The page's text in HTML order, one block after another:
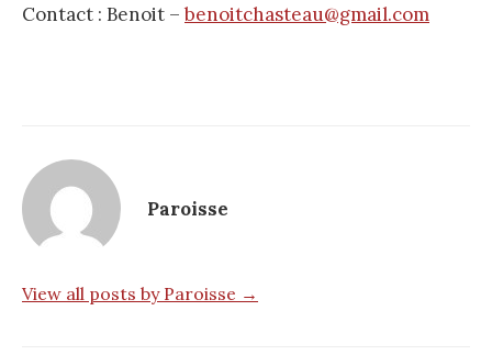
Contact : Benoit –benoitchasteau@gmail.com
Paroisse
View all posts by Paroisse →